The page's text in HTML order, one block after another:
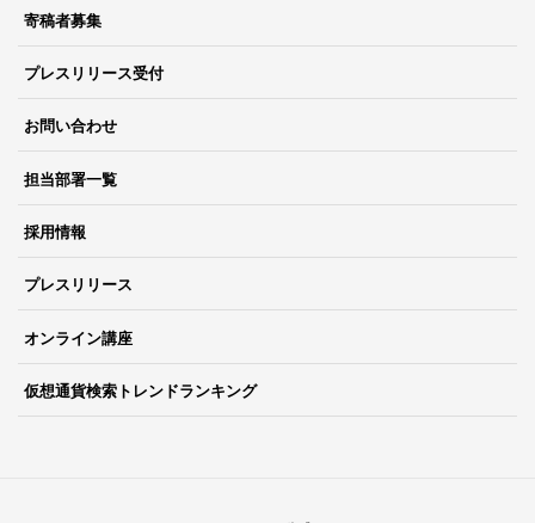
寄稿者募集
プレスリリース受付
お問い合わせ
担当部署一覧
採用情報
プレスリリース
オンライン講座
仮想通貨検索トレンドランキング